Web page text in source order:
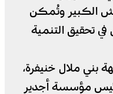
الكبير وتُمكن
تحقيق التنمية
بني ملال خنيفرة،
مؤسسة أجدير